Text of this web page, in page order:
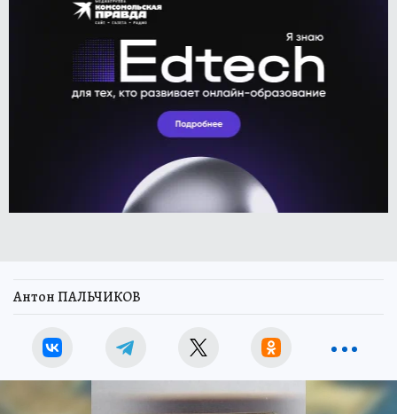
Антон ПАЛЬЧИКОВ